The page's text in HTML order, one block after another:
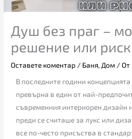
Душ без праг –
решение или риск
Оставете коментар / Баня, Дом / От
В последните години
превърна в един от най-
съвременния интериорен дизайн
преди се считаше за лукс или
все по-често присъства в